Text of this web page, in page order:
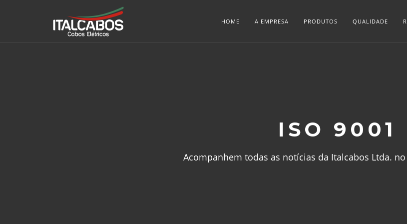
HOME A EMPRESA PRODUTOS QUALIDADE
ISO 9001
Acompanhem todas as notícias da Italcabos Ltda.